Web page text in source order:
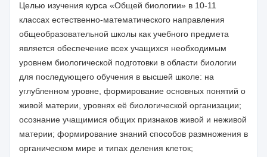
Целью изучения курса «Общей биологии» в 10-11
классах естественно-математического направления
общеобразовательной школы как учебного предмета
является обеспечение всех учащихся необходимым
уровнем биологической подготовки в области биологии
для последующего обучения в высшей школе: на
углубленном уровне формирование основных понятий о
живой материи, уровнях её биологической организации;
осознание учащимися общих признаков живой и неживой
материи; формирование знаний способов размножения в
органическом мире и типах деления клеток;